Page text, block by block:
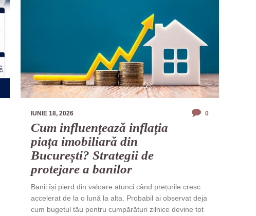
IUNIE 18, 2026 0
Cum influențează inflația
piața imobiliară din
București? Strategii de
protejare a banilor
Banii își pierd din valoare atunci când prețurile cresc
accelerat de la o lună la alta. Probabil ai observat deja
cum bugetul tău pentru cumpărături zilnice devine tot